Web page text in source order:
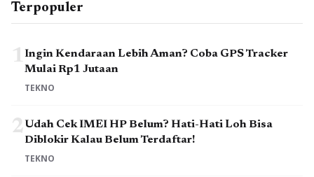
Terpopuler
1Ingin Kendaraan Lebih Aman? Coba GPS Tracker
Mulai Rp1 Jutaan
TEKNO
2Udah Cek IMEI HP Belum? Hati-Hati Loh Bisa
Diblokir Kalau Belum Terdaftar!
TEKNO